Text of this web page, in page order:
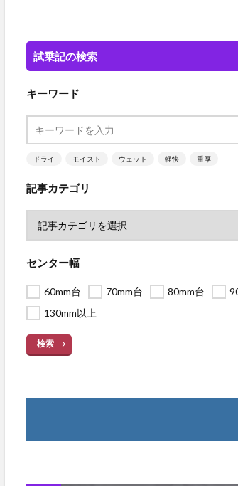
試乗記の検索
キーワード
ドライ モイスト ウェット 軽快 重厚
記事カテゴリ
センター幅
60mm台 70mm台 80mm台
130mm以上
検索